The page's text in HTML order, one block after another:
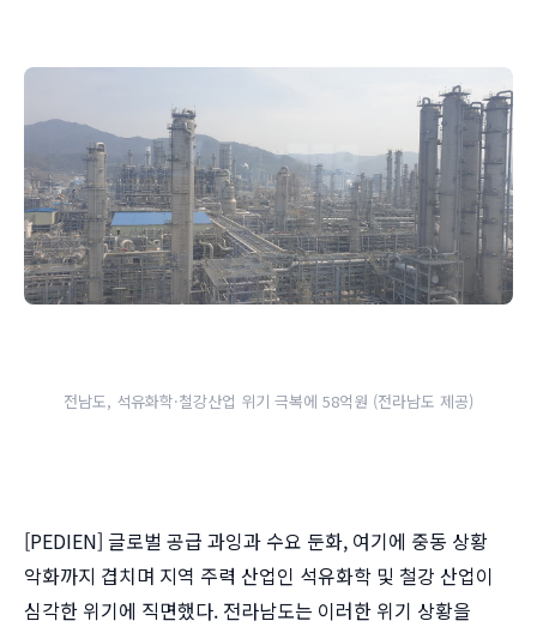
전남도, 석유화학·철강산업 위기 극복에 58억원 (전라남도 제공)
[PEDIEN] 글로벌 공급 과잉과 수요 둔화, 여기에 중동 상황
악화까지 겹치며 지역 주력 산업인 석유화학 및 철강 산업이
심각한 위기에 직면했다. 전라남도는 이러한 위기 상황을